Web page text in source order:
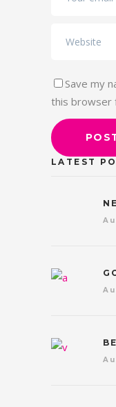
Save my
this browser
LATEST